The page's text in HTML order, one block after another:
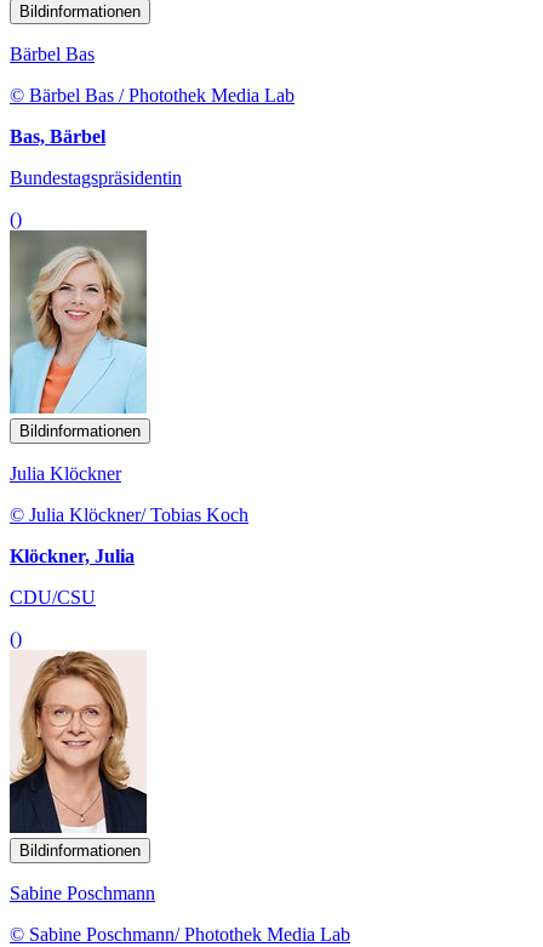
Bildinformationen
Bärbel Bas
© Bärbel Bas / Photothek Media Lab
Bas, Bärbel
Bundestagspräsidentin
()
Bildinformationen
Julia Klöckner
© Julia Klöckner/ Tobias Koch
Klöckner, Julia
CDU/CSU
()
Bildinformationen
Sabine Poschmann
© Sabine Poschmann/ Photothek Media Lab